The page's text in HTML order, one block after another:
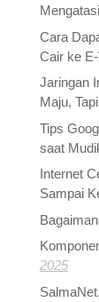
Cara
Cair ke
Jaringan
Maju,
Tips
saat
Internet
Sampai
2025